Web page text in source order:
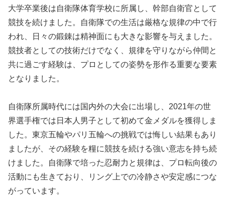
大学卒業後は自衛隊体育学校に所属し、幹部自衛官として
競技を続けました。自衛隊での生活は厳格な規律の中で行
われ、日々の鍛錬は精神面にも大きな影響を与えました。
競技者としての技術だけでなく、規律を守りながら仲間と
共に過ごす経験は、プロとしての姿勢を形作る重要な要素
となりました。
自衛隊所属時代には国内外の大会に出場し、2021年の世
界選手権では日本人男子として初めて金メダルを獲得しま
した。東京五輪やパリ五輪への挑戦では悔しい結果もあり
ましたが、その経験を糧に競技を続ける強い意志を持ち続
けました。自衛隊で培った忍耐力と規律は、プロ転向後の
活動にも生きており、リング上での冷静さや安定感につな
がっています。